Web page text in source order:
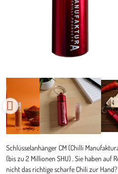
Schlüsselanhänger CM (Chilli
(bis zu 2 Millionen SHU) . Sie haben auf
nicht das richtige scharfe Chili zur